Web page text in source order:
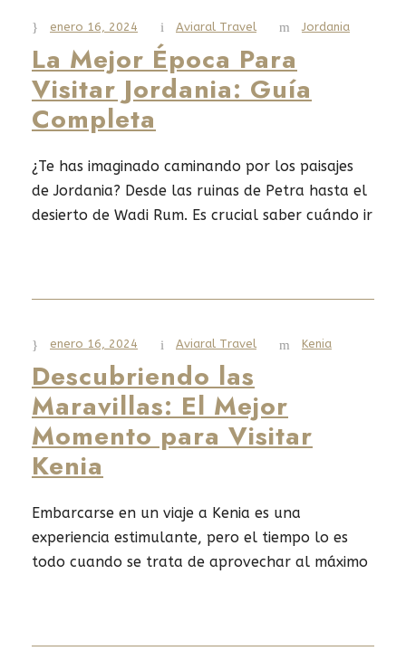
solas. Descubrirás cómo...
Read More
enero 16, 2024 Aviaral Travel Jordania
La Mejor Época Para
Visitar Jordania: Guía
Completa
¿Te has imaginado caminando por los paisajes
de Jordania? Desde las ruinas de Petra hasta el
desierto de Wadi Rum. Es crucial saber cuándo ir
Read More
enero 16, 2024 Aviaral Travel Kenia
Descubriendo las
Maravillas: El Mejor
Momento para Visitar
Kenia
Embarcarse en un viaje a Kenia es una
experiencia estimulante, pero el tiempo lo es
todo cuando se trata de aprovechar al máximo